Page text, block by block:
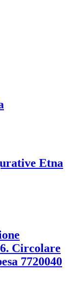
Etna
Circolare
7720040